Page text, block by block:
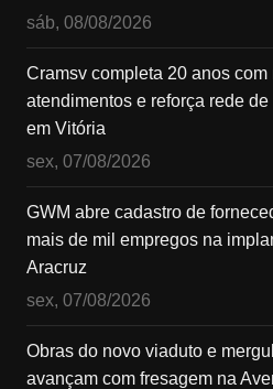
sáb, 08/08/2026
Cramsv completa 20 anos com
atendimentos e reforça rede
em Vitória
sex, 07/08/2026
GWM abre cadastro de
mais de mil empregos na
Aracruz
sex, 07/08/2026
Obras do novo viaduto e
avançam com fresagem na